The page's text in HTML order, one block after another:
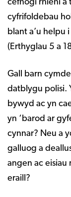
cefnogi rhieni a
cyfrifoldebau
blant a’u helpu
(Erthyglau 5 a
Gall barn
datblygu polisi.
bywyd ac yn
yn ‘barod ar
cynnar? Neu a
galluog a
angen ac
eraill?